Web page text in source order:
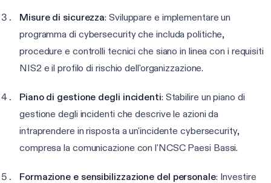
Misure di sicurezza: Sviluppare e implementare un
programma di cybersecurity che includa politiche,
procedure e controlli tecnici che siano in linea con i requisiti
NIS2 e il profilo di rischio dell'organizzazione.
Piano di gestione degli incidenti: Stabilire un piano di
gestione degli incidenti che descrive le azioni da
intraprendere in risposta a un'incidente cybersecurity,
compresa la comunicazione con l'NCSC Paesi Bassi.
Formazione e sensibilizzazione del personale: Investire